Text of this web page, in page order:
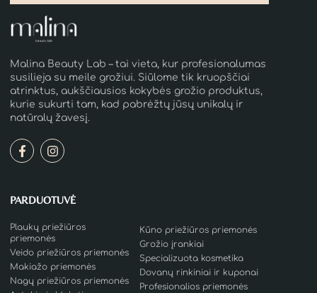
Malina Beauty Lab – tai vieta, kur profesionalumas
susilieja su meile grožiui. Siūlome tik kruopščiai
atrinktus, aukščiausios kokybės grožio produktus,
kurie sukurti tam, kad pabrėžtų jūsų unikalų ir
natūralų žavesį.
PARDUOTUVĖ
Plaukų priežiūros
priemonės
Veido priežiūros priemonės
Makiažo priemonės
Nagų priežiūros priemonės
Kūno priežiūros priemonės
Grožio įrankiai
Specializuota kosmetika
Dovanų rinkiniai ir kuponai
Profesionalios priemonės